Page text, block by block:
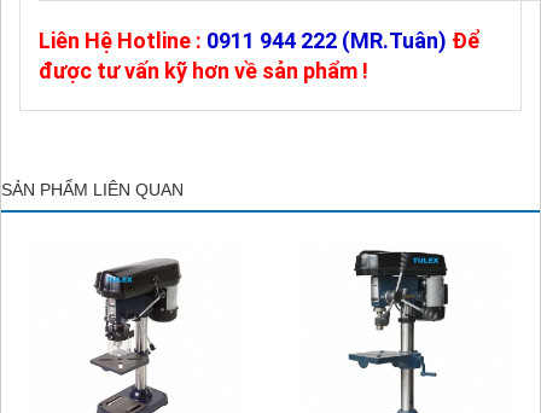
Liên Hệ Hotline : 0911 944 222 (MR.Tuân) Để
được tư vấn kỹ hơn về sản phẩm !
SẢN PHẨM LIÊN QUAN